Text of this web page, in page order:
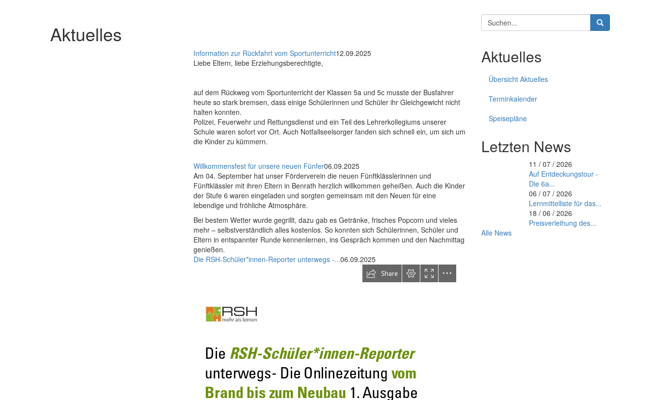
Aktuelles
Information zur Rückfahrt vom Sportunterricht12.09.2025
Liebe Eltern, liebe Erziehungsberechtigte,
auf dem Rückweg vom Sportunterricht der Klassen 5a und 5c musste der Busfahrer
heute so stark bremsen, dass einige Schülerinnen und Schüler ihr Gleichgewicht nicht
halten konnten.
Polizei, Feuerwehr und Rettungsdienst und ein Teil des Lehrerkollegiums unserer
Schule waren sofort vor Ort. Auch Notfallseelsorger fanden sich schnell ein, um sich um
die Kinder zu kümmern.
Willkommensfest für unsere neuen Fünfer06.09.2025
Am 04. September hat unser Förderverein die neuen Fünftklässlerinnen und
Fünftklässler mit ihren Eltern in Benrath herzlich willkommen geheißen. Auch die Kinder
der Stufe 6 waren eingeladen und sorgten gemeinsam mit den Neuen für eine
lebendige und fröhliche Atmosphäre.
Bei bestem Wetter wurde gegrillt, dazu gab es Getränke, frisches Popcorn und vieles
mehr – selbstverständlich alles kostenlos. So konnten sich Schülerinnen, Schüler und
Eltern in entspannter Runde kennenlernen, ins Gespräch kommen und den Nachmittag
genießen.
Die RSH-Schüler*innen-Reporter unterwegs -...06.09.2025
Suchformular
Aktuelles
Übersicht Aktuelles
Terminkalender
Speisepläne
Letzten News
11 / 07 / 2026
Auf Entdeckungstour -
Die 6a...
06 / 07 / 2026
Lernmittelliste für das...
18 / 06 / 2026
Preisverleihung des...
Alle News